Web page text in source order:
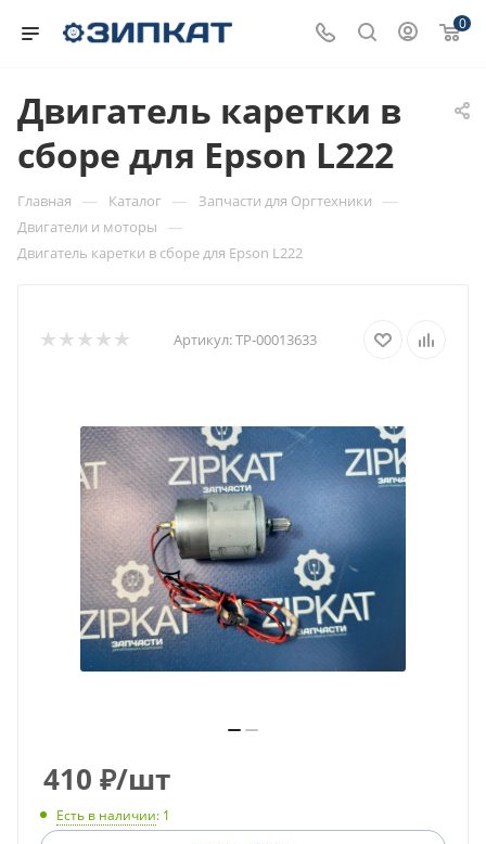
0
Двигатель каретки в
сборе для Epson L222
Главная — Каталог — Запчасти для Оргтехники —
Двигатели и моторы —
Двигатель каретки в сборе для Epson L222
Артикул:ТР-00013633
410 ₽/шт
Есть в наличии: 1